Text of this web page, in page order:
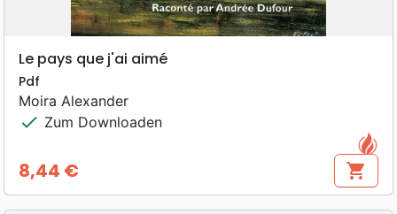
Le pays que j'ai aimé
Pdf
Moira Alexander
check Zum Downloaden
Preis
8,44 € shopping_cart